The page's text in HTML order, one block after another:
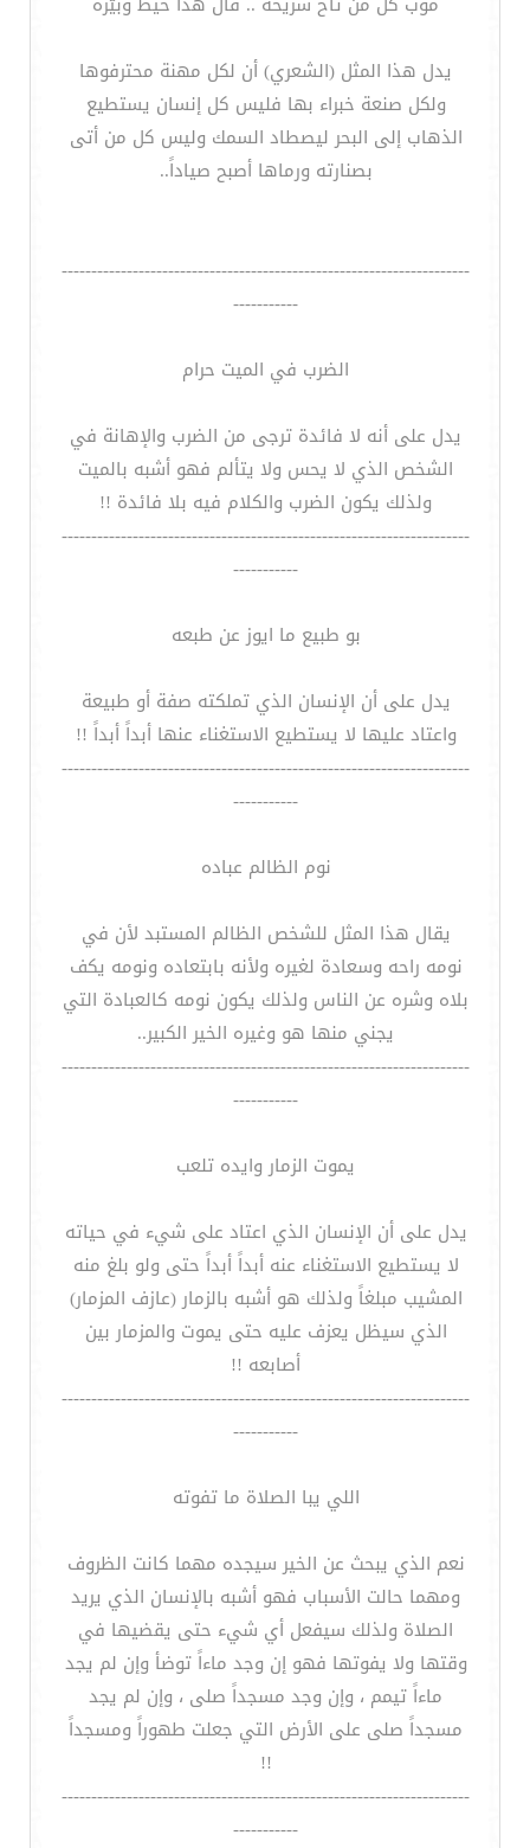
يدل هذا المثل (الشعري) أن لكل مهنة محترفوها
ولكل صنعة خبراء بها فليس كل إنسان يستطيع
الذهاب إلى البحر ليصطاد السمك وليس كل من أتى
بصنارته ورماها أصبح صياداً..
---------------------------------------------------------------------
-----------
الضرب في الميت حرام
يدل على أنه لا فائدة ترجى من الضرب والإهانة في
الشخص الذي لا يحس ولا يتألم فهو أشبه بالميت
ولذلك يكون الضرب والكلام فيه بلا فائدة !!
---------------------------------------------------------------------
-----------
بو طبيع ما ايوز عن طبعه
يدل على أن الإنسان الذي تملكته صفة أو طبيعة
واعتاد عليها لا يستطيع الاستغناء عنها أبداً أبداً !!
---------------------------------------------------------------------
-----------
نوم الظالم عباده
يقال هذا المثل للشخص الظالم المستبد لأن في
نومه راحه وسعادة لغيره ولأنه بابتعاده ونومه يكف
بلاه وشره عن الناس ولذلك يكون نومه كالعبادة التي
يجني منها هو وغيره الخير الكبير..
---------------------------------------------------------------------
-----------
يموت الزمار وايده تلعب
يدل على أن الإنسان الذي اعتاد على شيء في حياته
لا يستطيع الاستغناء عنه أبداً أبداً حتى ولو بلغ منه
المشيب مبلغاً ولذلك هو أشبه بالزمار (عازف المزمار)
الذي سيظل يعزف عليه حتى يموت والمزمار بين
أصابعه !!
---------------------------------------------------------------------
-----------
اللي يبا الصلاة ما تفوته
نعم الذي يبحث عن الخير سيجده مهما كانت الظروف
ومهما حالت الأسباب فهو أشبه بالإنسان الذي يريد
الصلاة ولذلك سيفعل أي شيء حتى يقضيها في
وقتها ولا يفوتها فهو إن وجد ماءاً توضأ وإن لم يجد
ماءاً تيمم ، وإن وجد مسجداً صلى ، وإن لم يجد
مسجداً صلى على الأرض التي جعلت طهوراً ومسجداً
!!
---------------------------------------------------------------------
-----------